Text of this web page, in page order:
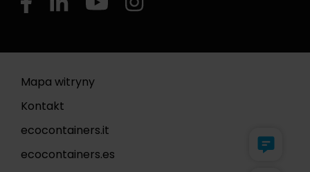
Mapa witryny
Kontakt
ecocontainers.it
ecocontainers.es